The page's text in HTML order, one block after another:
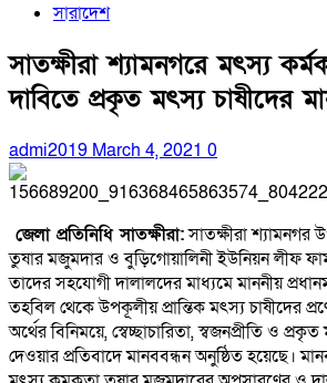
সারাদেশ
সাতক্ষীরা শ্যামনগরে মৎস্য
দাবিতে প্রকৃত মৎস্য চাষীদের
admi2019 March 4, 2021 0
জেলা প্রতিনিধি সাতক্ষীরা:সাতক্ষীরা শ্যামনগর
তুষার মজুমদার ও বুড়িগোয়ালিনী ইউনিয়ন লীফ
তাদের সহযোগী দালালদের মাধ্যমে মাননীয়
তহবিল থেকে উপকূলীয় প্রান্তিক মৎস্য চাষীদের
অর্থের বিনিময়ে, স্বেচ্ছাচারিতা, স্বজনপ্রীতি ও
দেওয়ার প্রতিবাদে মানববন্ধন অনুষ্ঠিত হয়েছে।